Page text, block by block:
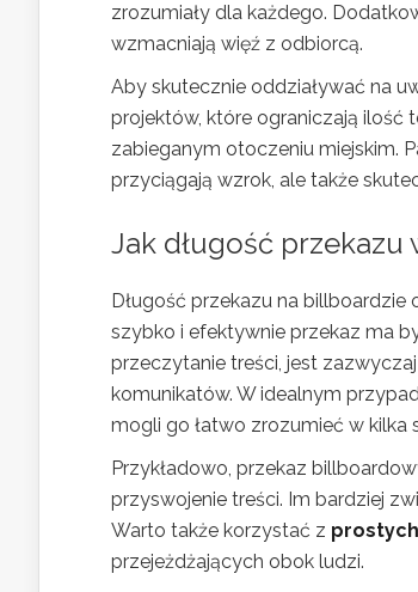
zrozumiały dla każdego.
wzmacniają więź z odbiorcą.
Aby skutecznie oddziaływać na
projektów, które ograniczają ilość
zabieganym otoczeniu miejskim.
przyciągają wzrok, ale także
Jak długość
Długość przekazu na
szybko i efektywnie przekaz ma
przeczytanie treści, jest
komunikatów. W idealnym
mogli go łatwo zrozumieć w kilka
Przykładowo, przekaz
przyswojenie treści. Im bardziej
Warto także korzystać z
przejeżdżających obok ludzi.